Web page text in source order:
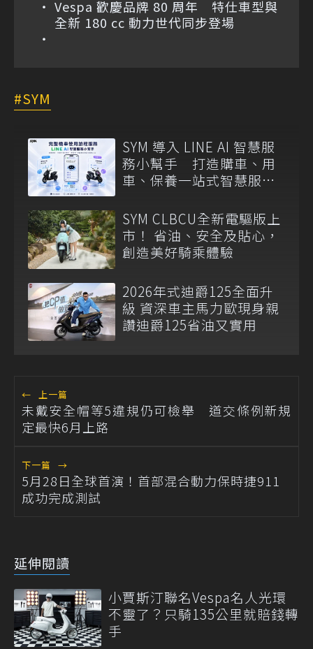
Vespa 歡慶品牌 80 周年 特仕車型與
全新 180 cc 動力世代同步登場
SYM
SYM 導入 LINE AI 智慧服
務小幫手 打造購車、用
車、保養一站式智慧服務
SYM CLBCU全新電驅版上
市！ 省油、安全及貼心，
創造美好騎乘體驗
2026年式迪爵125全面升
級 資深車主馬力歐現身親
讚迪爵125省油又實用
← 上一篇
未戴安全帽等5違規仍可檢舉 道交條例新規
定最快6月上路
下一篇 →
5月28日全球首演！首部混合動力保時捷911
成功完成測試
延伸閱讀
小賈斯汀聯名Vespa名人光環
不靈了？只騎135公里就賠錢轉
手